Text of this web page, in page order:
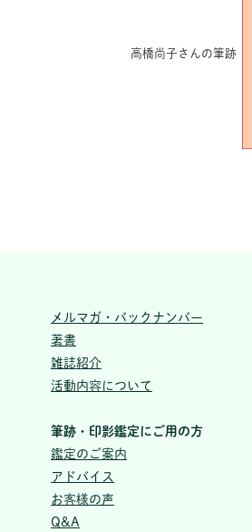
高橋尚子さんの筆跡
メルマガ・バックナンバー
著書
雑誌紹介
活動内容について
筆跡・印影鑑定にご用の方
鑑定のご案内
アドバイス
お客様の声
Q&A